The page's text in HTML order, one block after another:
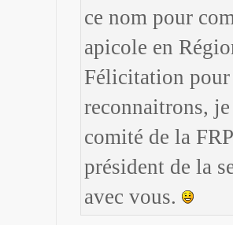
ce nom pour
apicole en
Félicitation pour
reconnaitrons,
comité de la
président de la
avec vous.